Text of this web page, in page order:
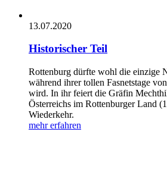
13.07.2020
Historischer Teil
Rottenburg dürfte wohl die einzige
während ihrer tollen Fasnetstage
wird. In ihr feiert die Gräfin
Österreichs im Rottenburger Land
Wiederkehr.
mehr erfahren